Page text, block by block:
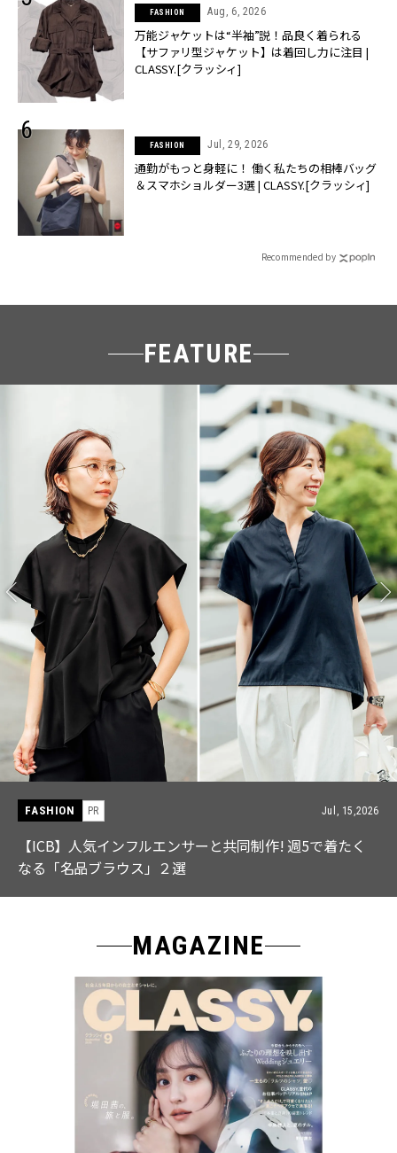
FASHION Aug, 6, 2026
万能ジャケットは“半袖”説！品良く着られる
【サファリ型ジャケット】は着回し力に注目 |
CLASSY.[クラッシィ]
FASHION Jul, 29, 2026
通勤がもっと身軽に！ 働く私たちの相棒バッグ
＆スマホショルダー3選 | CLASSY.[クラッシィ]
Recommended by
FEATURE
FASHION Jul, 28,2026
【中島健人さん登場】余裕のある先輩の「オシャレ」大
特集｜CLASSY.9月号発売
MAGAZINE